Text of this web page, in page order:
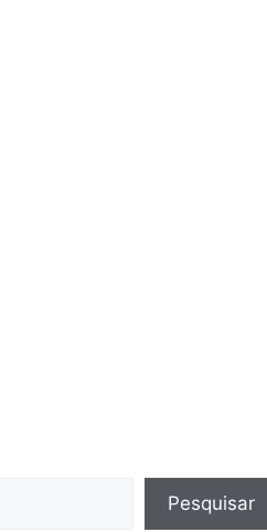
Pesquisar